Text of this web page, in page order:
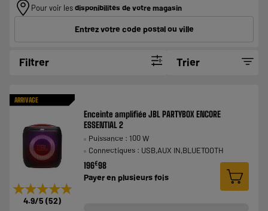
notre offre aux marques et références variées pour acheter le
Pour voir lesdisponibilités de votre magasin
Entrez votre code postal ou ville
Filtrer Trier
ARRIVAGE
★★★★★
★★★★★
4.9/5 (52)
Enceinte amplifiée JBL PARTYBOX ENCORE
ESSENTIAL 2
Puissance : 100 W
Connectiques : USB,AUX IN,BLUETOOTH
196€98
Payer enplusieurs fois